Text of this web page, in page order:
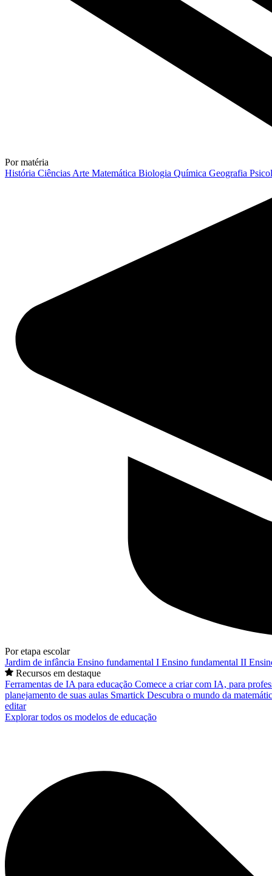
Por matéria
História Ciências Arte Matemática Biologia Química Geografia
Por etapa escolar
Jardim de infância Ensino fundamental I Ensino fundamental II
Recursos em destaque
Ferramentas de IA para educação Comece a criar com IA, para
planejamento de suas aulas Smartick Descubra o mundo da
editar
Explorar todos os modelos de educação